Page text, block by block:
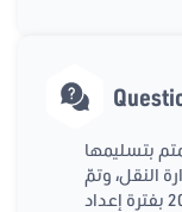
بتسليمها
النقل، وتمّ
إسناد هذه الصفقة بتاريخ 13 مارس 2019 بفترة إعداد